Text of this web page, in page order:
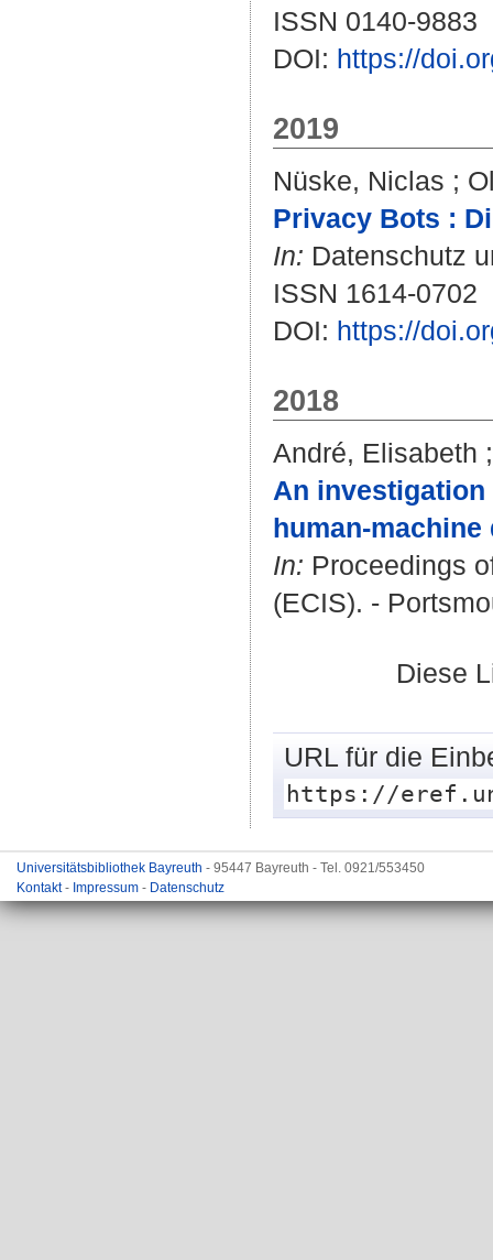
ISSN 0140-9883
DOI: https://
2019
Nüske, Niclas ;
Privacy Bots :
In: Datenschutz
ISSN 1614-0702
DOI: https://
2018
André, Elisabeth
An
human-
In: Proceedings
(ECIS). -
Diese
URL für die
https://
Universitätsbibliothek Bayreuth - 95447 Bayreuth - Tel. 0921/553450
Kontakt- Impressum - Datenschutz